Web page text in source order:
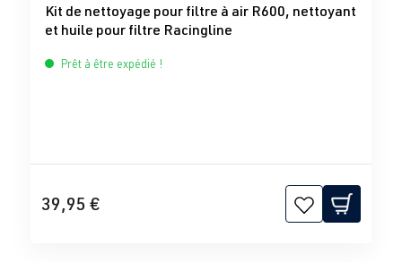
Kit de nettoyage pour filtre à air R600, nettoyant
et huile pour filtre Racingline
Prêt à être expédié !
39,95 €